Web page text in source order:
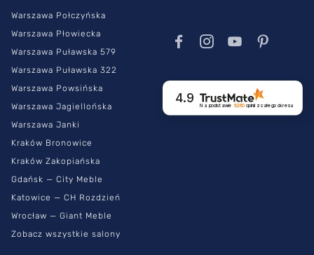
Warszawa Połczyńska
Warszawa Płowiecka
Warszawa Puławska 579
Warszawa Puławska 322
Warszawa Powsińska
Warszawa Jagiellońska
Warszawa Janki
Kraków Bronowice
Kraków Zakopiańska
Gdańsk — City Meble
Katowice — CH Rozdzień
Wrocław — Giant Meble
Zobacz wszystkie salony
4.9
Na podstawie 6260opinii z całego okresu